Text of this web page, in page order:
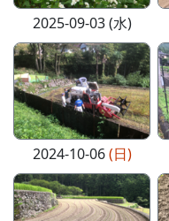
2025-09-03 (水)
2024-10-06(日)